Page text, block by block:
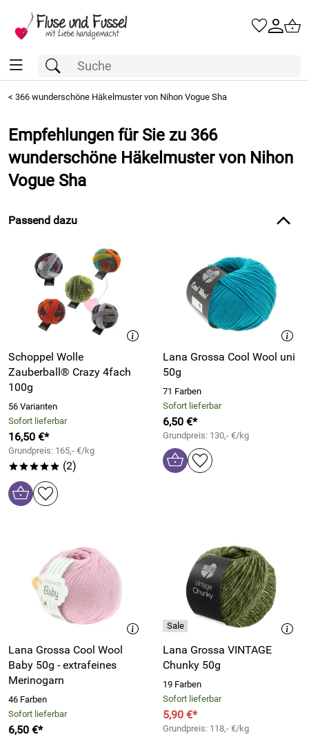
< 366 wunderschöne Häkelmuster von Nihon Vogue Sha
Empfehlungen für Sie zu 366
wunderschöne Häkelmuster von Nihon
Vogue Sha
Passend dazu
Schoppel Wolle
Zauberball® Crazy 4fach
100g
56 Varianten
Sofort lieferbar
16,50 €*
Grundpreis: 165,- €/kg
***** (2)
Lana Grossa Cool Wool uni
50g
71 Farben
Sofort lieferbar
6,50 €*
Grundpreis: 130,- €/kg
Lana Grossa Cool Wool
Baby 50g - extrafeines
Merinogarn
46 Farben
Sofort lieferbar
6,50 €*
Lana Grossa VINTAGE
Chunky 50g
19 Farben
Sofort lieferbar
5,90 €*
Grundpreis: 118,- €/kg